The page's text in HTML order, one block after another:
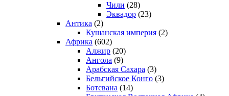
Чили (28)
Эквадор (23)
Антика (2)
Кушанская империя (2)
Африка (602)
Алжир (20)
Ангола (9)
Арабская Сахара (3)
Бельгийское Конго (3)
Ботсвана (14)